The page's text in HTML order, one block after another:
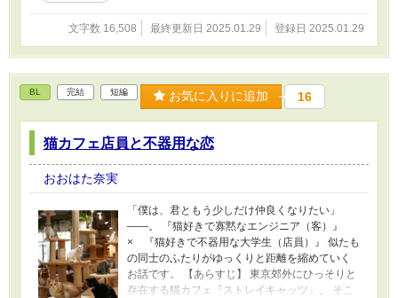
文字数 16,508 最終更新日 2025.01.29 登録日 2025.01.29
BL 完結 短編 お気に入りに追加 16
猫カフェ店員と不器用な恋
おおはた奈実
「僕は、君ともう少しだけ仲良くなりたい」
――。 『猫好きで寡黙なエンジニア（客）』
× 『猫好きで不器用な大学生（店員）』 似たも
の同士のふたりがゆっくりと距離を縮めていく
お話です。 【あらすじ】 東京郊外にひっそりと
存在する猫カフェ『ストレイキャッツ』。 そこ